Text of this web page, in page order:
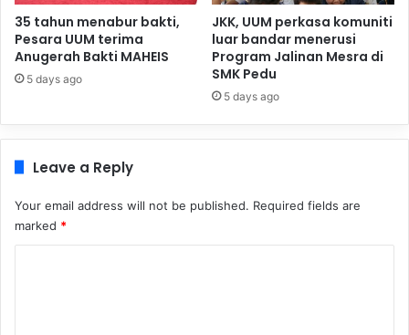
35 tahun menabur bakti,
Pesara UUM terima
Anugerah Bakti MAHEIS
5 days ago
JKK, UUM perkasa komuniti
luar bandar menerusi
Program Jalinan Mesra di
SMK Pedu
5 days ago
Leave a Reply
Your email address will not be published. Required fields are
marked *